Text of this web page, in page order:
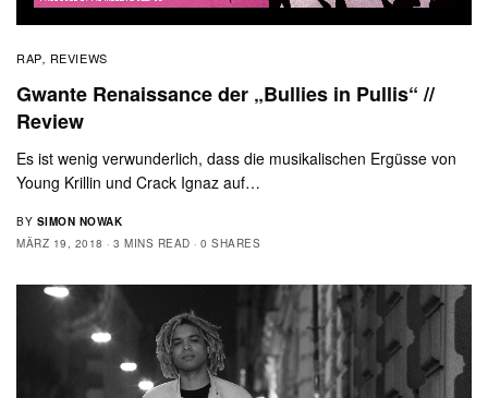
RAP, REVIEWS
Gwante Renaissance der „Bullies in Pullis“ //
Review
Es ist wenig verwunderlich, dass die musikalischen Ergüsse von
Young Krillin und Crack Ignaz auf…
BY SIMON NOWAK
MÄRZ 19, 2018
3 MINS READ 0 SHARES